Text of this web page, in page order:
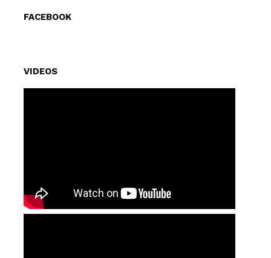
FACEBOOK
VIDEOS